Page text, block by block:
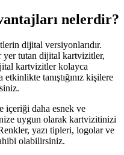
nelerdir?
dijital versiyonlarıdır.
yer tutan dijital kartvizitler,
kartvizitler kolayca
tanıştığınız kişilere
içeriği daha esnek ve
uygun olarak kartvizitinizi
yazı tipleri, logolar ve
olabilirsiniz.